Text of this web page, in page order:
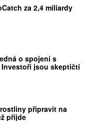
za 2,4 miliardy
o spojení s
Investoři jsou skeptičtí
připravit na
přijde